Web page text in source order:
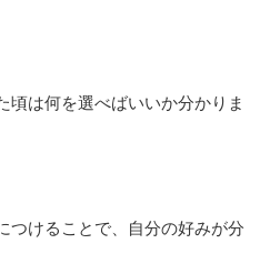
頃は何を選べばいいか分かりま
つけることで、自分の好みが分